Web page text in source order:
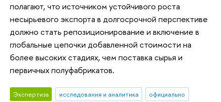
полагают, что источником устойчивого роста
несырьевого экспорта в долгосрочной перспективе
должно стать репозиционирование и включение в
глобальные цепочки добавленной стоимости на
более высоких стадиях, чем поставка сырья и
первичных полуфабрикатов.
Экспертиза исследования и аналитика
официально